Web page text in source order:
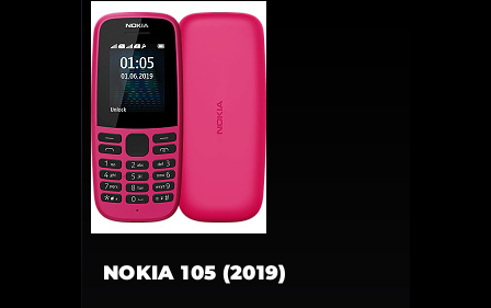
NOKIA 105 (2019)